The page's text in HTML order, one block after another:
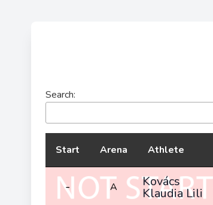
Search:
Start Arena Athlete
- A Kovács
Klaudia Lili